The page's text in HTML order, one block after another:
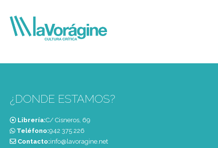
¿DONDE ESTAMOS?
Librería:C/ Cisneros, 69
Teléfono:‭942 375 226‬
Contacto:info@lavoragine.net